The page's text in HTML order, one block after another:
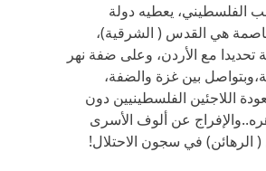
يعطيه دولة
هي القدس ( الشرقية)،
تحديدا مع الأردن، وعلى ضفة نهر
بين غزة والضفة،
اللاجئين الفلسطينيين دون
عن ألوف الأسرى
( الرهائن) في سجون الاحتلال!